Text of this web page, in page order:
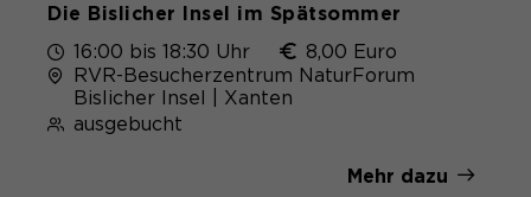
Die Bislicher Insel im Spätsommer
16:00 bis 18:30 Uhr
8,00 Euro
RVR-Besucherzentrum NaturForum
Bislicher Insel | Xanten
ausgebucht
Mehr dazu